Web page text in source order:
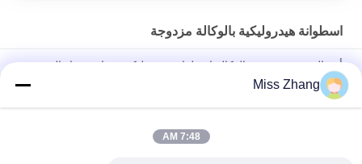
اسطوانة هيدروليكية بالوكالة مزدوجة
أوم البحرية مزدوجة بالوكالة اسطوانة هيدروليكية مع استشعار النزوح
شنق رأسا على عقب مزدوجة مكبس اسطوانة هيدروليكية مزدوجة
بالوكالة الهيدروليكية رام
واحد / مزدوجة بالوكالة اسطوانة هيدروليكية شقة بوابة رافعة
Miss Zhang
7:48 AM